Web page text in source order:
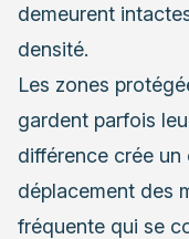
demeurent
densité.
Les zones
gardent parfois
différence crée un
déplacement des
fréquente qui se